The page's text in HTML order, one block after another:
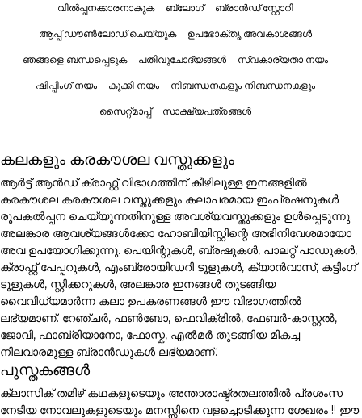
വിൽപ്പനക്കാരനാകുക ബ്ലോഗ് ബ്രാൻഡ് സ്റ്റോറി
ആപ്പ് ഡൗൺലോഡ് ചെയ്യുക ഉപഭോക്തൃ അവകാശങ്ങൾ
ഞങ്ങളെ ബന്ധപ്പെടുക പതിവുചോദ്യങ്ങൾ സ്വകാര്യതാ നയം
ഷിപ്പിംഗ് നയം കുക്കി നയം നിബന്ധനകളും നിബന്ധനകളും
സൈറ്റ്മാപ്പ് സാക്ഷ്യപത്രങ്ങൾ
കലകളും കരകൗശല വസ്തുക്കളും
ആർട്ട് ആൻഡ് ക്രാഫ്റ്റ് വിഭാഗത്തിന് കീഴിലുള്ള ഇനങ്ങളിൽ
കരകൗശല കരകൗശല വസ്തുക്കളും കലാപരമായ ഇംപ്രഷനുകൾ
രൂപകൽപ്പന ചെയ്യുന്നതിനുള്ള അവശ്യവസ്തുക്കളും ഉൾപ്പെടുന്നു.
അലങ്കാര ആവശ്യങ്ങൾക്കോ ഹോബിയിസ്റ്റിന്റെ അഭിനിവേശമായോ
അവ ഉപയോഗിക്കുന്നു. പെയിന്റുകൾ, ബ്രഷുകൾ, പാലറ്റ് പാഡുകൾ,
ക്രാഫ്റ്റ് പേപ്പറുകൾ, എംബ്രോയിഡറി ടൂളുകൾ, ക്യാൻവാസ്, കട്ടിംഗ്
ടൂളുകൾ, സ്റ്റിക്കറുകൾ, അലങ്കാര ഇനങ്ങൾ തുടങ്ങിയ
വൈവിധ്യമാർന്ന കലാ ഉപകരണങ്ങൾ ഈ വിഭാഗത്തിൽ
ലഭ്യമാണ്. റേഞ്ചർ, ഫൺബോ, ഫെവിക്രിൽ, ഫേബർ-കാസ്റ്റൽ,
ജോവി, ഫാബ്രിയാനോ, ഫോസ്ക, എൽമർ തുടങ്ങിയ മികച്ച
നിലവാരമുള്ള ബ്രാൻഡുകൾ ലഭ്യമാണ്.
പുസ്തകങ്ങൾ
ക്ലാസിക് തമിഴ് കഥകളുടെയും അന്താരാഷ്ട്രതലത്തിൽ പ്രശംസ
നേടിയ നോവലുകളുടെയും മനസ്സിനെ വളച്ചൊടിക്കുന്ന ശേഖരം !! ഈ